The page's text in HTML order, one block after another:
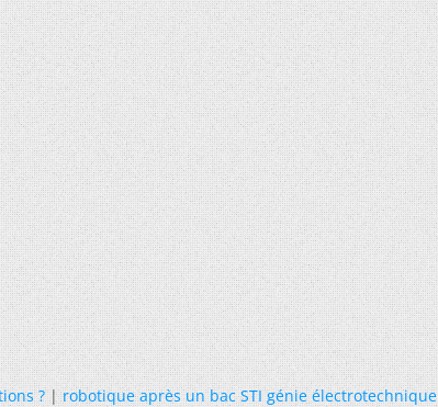
?|robotique après un bac STI génie électrotechnique